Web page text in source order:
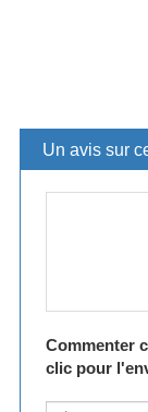
Un avis sur
Commenter
clic pour